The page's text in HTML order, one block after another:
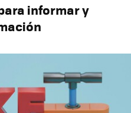
informar y